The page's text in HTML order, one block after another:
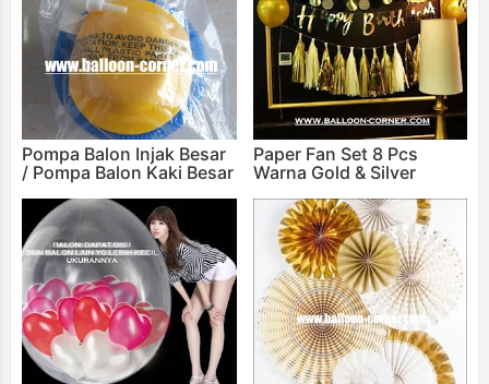
Pompa Balon Injak Besar
/ Pompa Balon Kaki Besar
Paper Fan Set 8 Pcs
Warna Gold & Silver